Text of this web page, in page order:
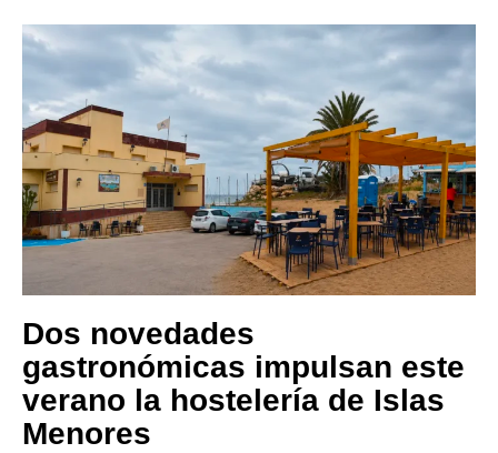
Dos novedades
gastronómicas impulsan este
verano la hostelería de Islas
Menores